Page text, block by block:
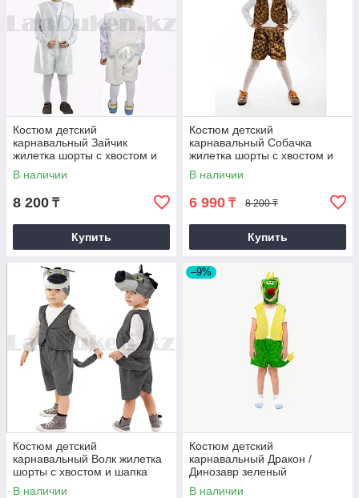
Костюм детский
карнавальный Зайчик
жилетка шорты с хвостом и
шапка белый
В наличии
8 200 ₸
Купить
Костюм детский
карнавальный Собачка
жилетка шорты с хвостом и
шапка М
В наличии
6 990 ₸ 8 200 ₸
Купить
Костюм детский
карнавальный Волк жилетка
шорты с хвостом и шапка
серый
В наличии
–9%
Костюм детский
карнавальный Дракон /
Динозавр зеленый
В наличии